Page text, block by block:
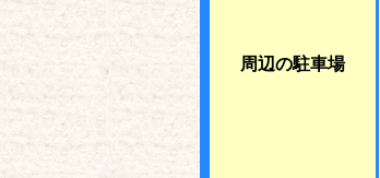
周辺の駐車場